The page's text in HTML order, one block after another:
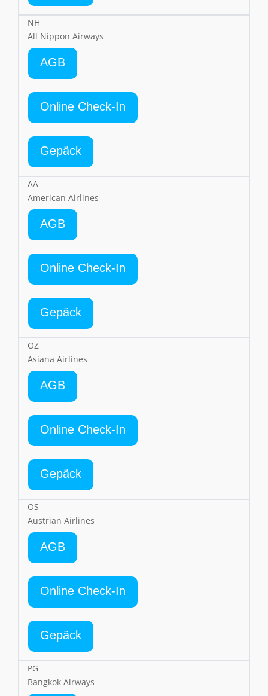
NH
All Nippon Airways
AGB
Online Check-In
Gepäck
AA
American Airlines
AGB
Online Check-In
Gepäck
OZ
Asiana Airlines
AGB
Online Check-In
Gepäck
OS
Austrian Airlines
AGB
Online Check-In
Gepäck
PG
Bangkok Airways